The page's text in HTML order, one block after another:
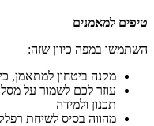
טיפים למאמנים
השתמשו במפה כיוון שזה:
מקנה ביטחון למתאמן,
עוזר לכם לשמור על
תכנון ולמידה
מהווה בסיס לשיחת